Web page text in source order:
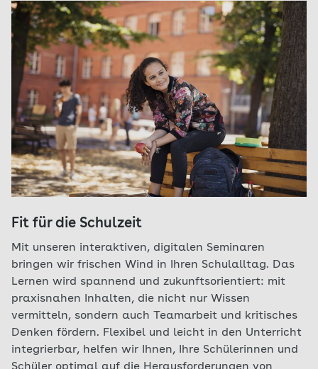
Fit für die Schulzeit
Mit unseren interaktiven, digitalen Seminaren
bringen wir frischen Wind in Ihren Schulalltag. Das
Lernen wird spannend und zukunftsorientiert: mit
praxisnahen Inhalten, die nicht nur Wissen
vermitteln, sondern auch Teamarbeit und kritisches
Denken fördern. Flexibel und leicht in den Unterricht
integrierbar, helfen wir Ihnen, Ihre Schülerinnen und